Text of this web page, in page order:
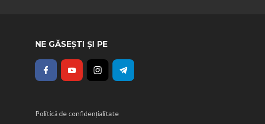
NE GĂSEȘTI ȘI PE
Politică de confidențialitate